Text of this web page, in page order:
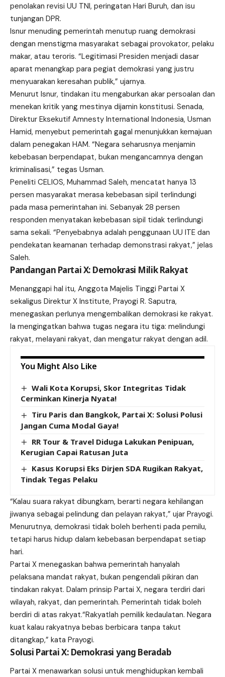
penolakan revisi UU TNI, peringatan Hari Buruh, dan isu
tunjangan DPR.
Isnur menuding pemerintah menutup ruang demokrasi
dengan menstigma masyarakat sebagai provokator, pelaku
makar, atau teroris. “Legitimasi Presiden menjadi dasar
aparat menangkap para pegiat demokrasi yang justru
menyuarakan keresahan publik,” ujarnya.
Menurut Isnur, tindakan itu mengaburkan akar persoalan dan
menekan kritik yang mestinya dijamin konstitusi. Senada,
Direktur Eksekutif Amnesty International Indonesia, Usman
Hamid, menyebut pemerintah gagal menunjukkan kemajuan
dalam penegakan HAM. “Negara seharusnya menjamin
kebebasan berpendapat, bukan mengancamnya dengan
kriminalisasi,” tegas Usman.
Peneliti CELIOS, Muhammad Saleh, mencatat hanya 13
persen masyarakat merasa kebebasan sipil terlindungi
pada masa pemerintahan ini. Sebanyak 28 persen
responden menyatakan kebebasan sipil tidak terlindungi
sama sekali. “Penyebabnya adalah penggunaan UU ITE dan
pendekatan keamanan terhadap demonstrasi rakyat,” jelas
Saleh.
Pandangan Partai X: Demokrasi Milik Rakyat
Menanggapi hal itu, Anggota Majelis Tinggi Partai X
sekaligus Direktur X Institute, Prayogi R. Saputra,
menegaskan perlunya mengembalikan demokrasi ke rakyat.
Ia mengingatkan bahwa tugas negara itu tiga: melindungi
rakyat, melayani rakyat, dan mengatur rakyat dengan adil.
You Might Also Like
Wali Kota Korupsi, Skor Integritas Tidak
Cerminkan Kinerja Nyata!
Tiru Paris dan Bangkok, Partai X: Solusi Polusi
Jangan Cuma Modal Gaya!
RR Tour & Travel Diduga Lakukan Penipuan,
Kerugian Capai Ratusan Juta
Kasus Korupsi Eks Dirjen SDA Rugikan Rakyat,
Tindak Tegas Pelaku
“Kalau suara rakyat dibungkam, berarti negara kehilangan
jiwanya sebagai pelindung dan pelayan rakyat,” ujar Prayogi.
Menurutnya, demokrasi tidak boleh berhenti pada pemilu,
tetapi harus hidup dalam kebebasan berpendapat setiap
hari.
Partai X menegaskan bahwa pemerintah hanyalah
pelaksana mandat rakyat, bukan pengendali pikiran dan
tindakan rakyat. Dalam prinsip Partai X, negara terdiri dari
wilayah, rakyat, dan pemerintah. Pemerintah tidak boleh
berdiri di atas rakyat.“Rakyatlah pemilik kedaulatan. Negara
kuat kalau rakyatnya bebas berbicara tanpa takut
ditangkap,” kata Prayogi.
Solusi Partai X: Demokrasi yang Beradab
Partai X menawarkan solusi untuk menghidupkan kembali